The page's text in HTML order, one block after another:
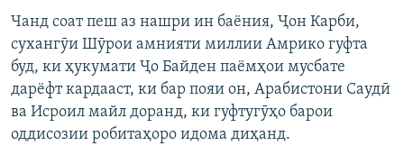
Чанд соат пеш аз нашри ин баёния, Ҷон Карби,
сухангӯи Шӯрои амнияти миллии Амрико гуфта
буд, ки ҳукумати Ҷо Байден паёмҳои мусбате
дарёфт кардааст, ки бар пояи он, Арабистони Саудӣ
ва Исроил майл доранд, ки гуфтугӯҳо барои
оддисозии робитаҳоро идома диҳанд.